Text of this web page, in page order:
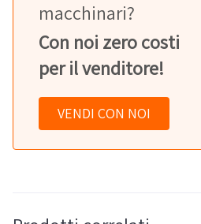
macchinari?
Con noi zero costi
per il venditore!
VENDI CON NOI